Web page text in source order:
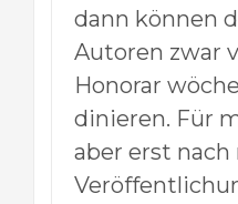
dann können
Autoren zwar
Honorar
dinieren. Für
aber erst